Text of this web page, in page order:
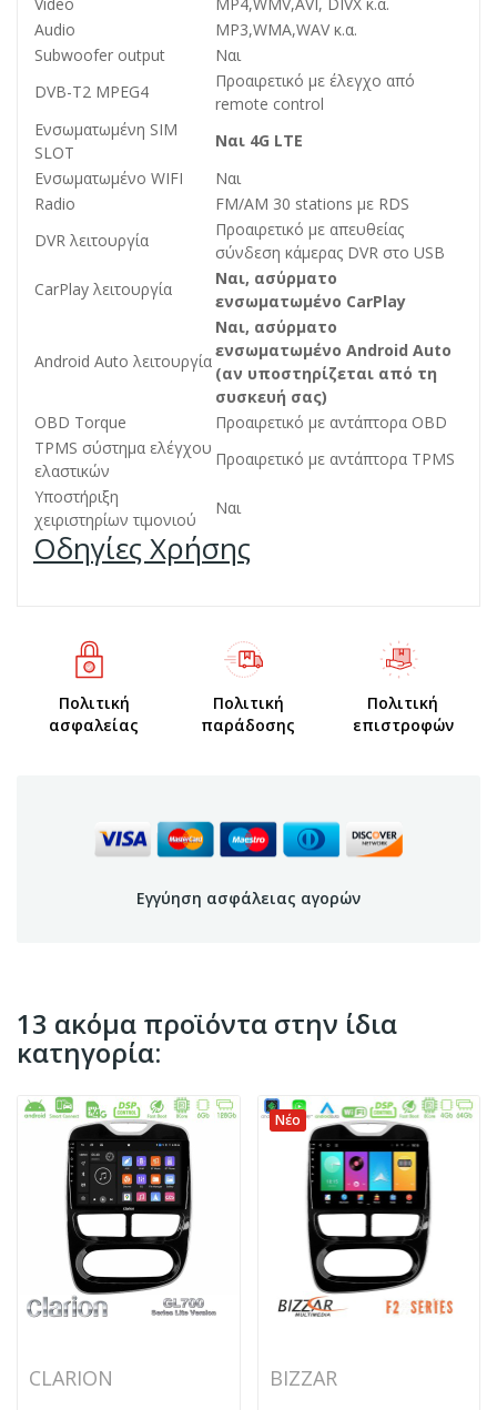
Audio
MP3,WMA,WAV κ.α.
Subwoofer output
Ναι
DVB-T2 MPEG4
Προαιρετικό με έλεγχο από
remote control
Ενσωματωμένη SIM
SLOT
Ναι 4G LTE
Ενσωματωμένο WIFI
Ναι
Radio
FM/AM 30 stations με RDS
DVR λειτουργία
Προαιρετικό με απευθείας
σύνδεση κάμερας DVR στο USB
CarPlay λειτουργία
Ναι, ασύρματο
ενσωματωμένο CarPlay
Android Auto λειτουργία
Ναι, ασύρματο
ενσωματωμένο Android Auto
(αν υποστηρίζεται από τη
συσκευή σας)
OBD Torque
Προαιρετικό με αντάπτορα OBD
ΤPMS σύστημα ελέγχου
ελαστικών
Προαιρετικό με αντάπτορα TPMS
Υποστήριξη
χειριστηρίων τιμονιού
Ναι
Οδηγίες Χρήσης
Πολιτική
ασφαλείας
Πολιτική
παράδοσης
Πολιτική
επιστροφών
Εγγύηση ασφάλειας αγορών
13 ακόμα προϊόντα στην ίδια
κατηγορία:
CLARION
Νέο
BIZZAR